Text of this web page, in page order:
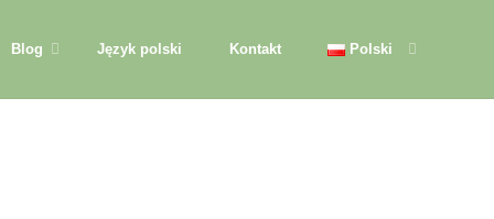
Blog Język polski Kontakt Polski